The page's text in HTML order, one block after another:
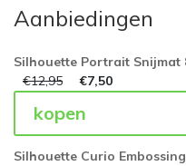
Aanbiedingen
Silhouette Portrait Snijmat
€12,95 €7,50
kopen
Silhouette Curio